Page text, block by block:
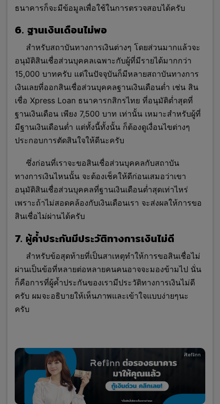
ธนาคารก็จะมีข้อมูลเพื่อใช้ในการตรวจสอบได้ครับ
6. ฐานเงินเดือนไม่พอ
สำหรับสถาบันทางการเงินต่างๆ โดยส่วนมากแล้วจะ
อนุมัติสินเชื่อส่วนบุคคลเฉพาะกับผู้ที่มีรายได้มากกว่า
15,000 บาทครับ แต่ในปัจจุบันก็มีหลายสถาบันทางการ
เงินเลยที่ออกสินเชื่อส่วนบุคคลฐานเงินเดือนต่ำ เช่น สิน
เชื่อ Xpress Loan ธนาคารกสิกรไทย ที่อนุมัติต่ำสุดที่
ฐานเงินเดือน เพียง 7,500 บาท เท่านั้น เหมาะสำหรับผู้ที่
มีฐานเงินเดือนต่ำ แต่ทั้งนี้ทั้งนั้น ก็ต้องดูเงื่อนไขต่างๆ
ประกอบการตัดสินใจให้ดีนะครับ
ซึ่งก่อนที่เราจะขอสินเชื่อส่วนบุคคลกับสถาบัน
ทางการเงินไหนนั้น จะต้องเช็คให้ดีก่อนเสมอว่าเขา
อนุมัติสินเชื่อส่วนบุคคลที่ฐานเงินเดือนต่ำสุดเท่าไหร่
เพราะถ้าไม่สอดคล้องกับเงินเดือนเรา จะส่งผลให้การขอ
สินเชื่อไม่ผ่านได้ครับ
7. ผู้ค้ำประกันมีประวัติทางการเงินไม่ดี
สำหรับข้อสุดท้ายที่เป็นสาเหตุทำให้การขอสินเชื่อไม่
ผ่านเป็นข้อที่หลายต่อหลายคนคนอาจจะมองข้ามไป นั่น
ก็คือการที่ผู้ค้ำประกันของเรามีประวัติทางการเงินไม่ดี
ครับ ผมจะอธิบายให้เห็นภาพและเข้าใจแบบง่ายๆนะ
ครับ